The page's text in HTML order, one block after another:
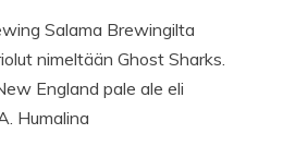
Salama Brewingilta
nimeltään Ghost Sharks.
England pale ale eli
Humalina